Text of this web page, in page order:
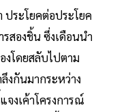
ประโยคต่อประโยค
รสองชิ้น ซึ่งเดือนนำ
งโดยสลับไปตาม
งกันมากระหว่าง
จงเค้าโครงการณ์